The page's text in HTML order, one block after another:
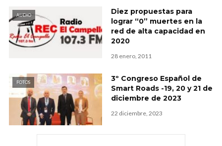
AUDIO
Diez propuestas para
lograr “0” muertes en la
red de alta capacidad en
2020
28 enero, 2011
FOTOS
3º Congreso Español de
Smart Roads -19, 20 y 21 de
diciembre de 2023
22 diciembre, 2023